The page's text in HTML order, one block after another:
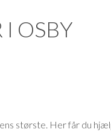
OSBY
største. Her får du